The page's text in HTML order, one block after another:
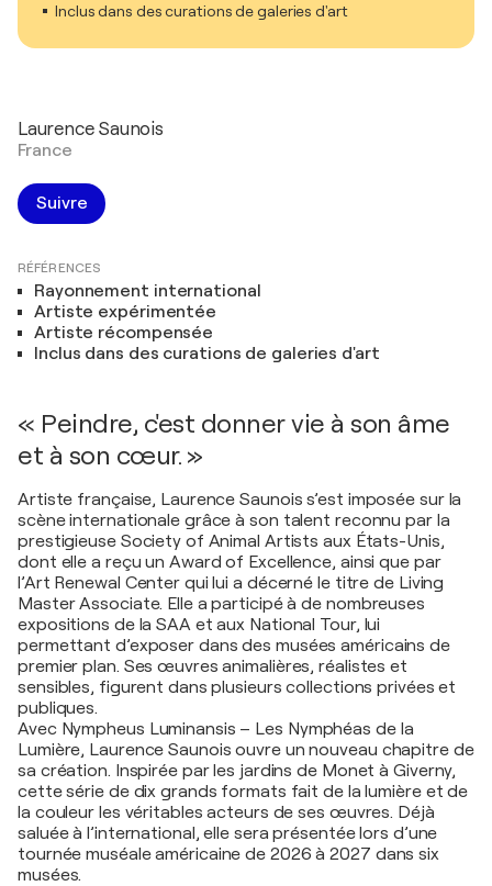
Inclus dans des curations de galeries d'art
Laurence Saunois
France
Suivre
RÉFÉRENCES
Rayonnement international
Artiste expérimentée
Artiste récompensée
Inclus dans des curations de galeries d'art
« Peindre, c'est donner vie à son âme
et à son cœur. »
Artiste française, Laurence Saunois s’est imposée sur la
scène internationale grâce à son talent reconnu par la
prestigieuse Society of Animal Artists aux États-Unis,
dont elle a reçu un Award of Excellence, ainsi que par
l’Art Renewal Center qui lui a décerné le titre de Living
Master Associate. Elle a participé à de nombreuses
expositions de la SAA et aux National Tour, lui
permettant d’exposer dans des musées américains de
premier plan. Ses œuvres animalières, réalistes et
sensibles, figurent dans plusieurs collections privées et
publiques.
Avec Nympheus Luminansis – Les Nymphéas de la
Lumière, Laurence Saunois ouvre un nouveau chapitre de
sa création. Inspirée par les jardins de Monet à Giverny,
cette série de dix grands formats fait de la lumière et de
la couleur les véritables acteurs de ses œuvres. Déjà
saluée à l’international, elle sera présentée lors d’une
tournée muséale américaine de 2026 à 2027 dans six
musées.